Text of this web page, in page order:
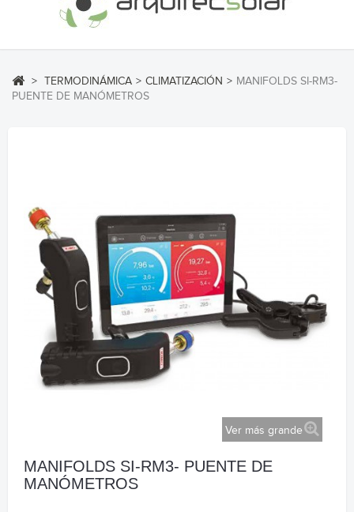
> TERMODINÁMICA > CLIMATIZACIÓN > MANIFOLDS SI-RM3-
PUENTE DE MANÓMETROS
Ver más grande
MANIFOLDS SI-RM3- PUENTE DE
MANÓMETROS